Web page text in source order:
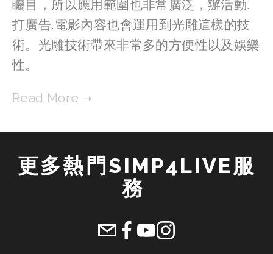
矚目，所以應用範圍也非常廣泛，辦活動.
打廣告.電影內容也會運用到光雕這樣的技
術。光雕技術帶來非常多的方便性以及娛樂
性。
更多熱門SIMP4LIVE服
務